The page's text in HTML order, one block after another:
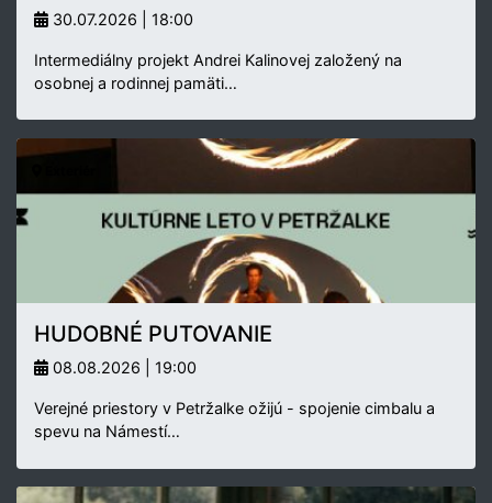
30.07.2026 | 18:00
Intermediálny projekt Andrei Kalinovej založený na
osobnej a rodinnej pamäti…
HUDOBNÉ PUTOVANIE
08.08.2026 | 19:00
Verejné priestory v Petržalke ožijú - spojenie cimbalu a
spevu na Námestí…